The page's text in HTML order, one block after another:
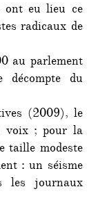
ont eu lieu ce
radicaux de
au parlement
du
(2009), le
voix ; pour la
taille modeste
: un séisme
journaux